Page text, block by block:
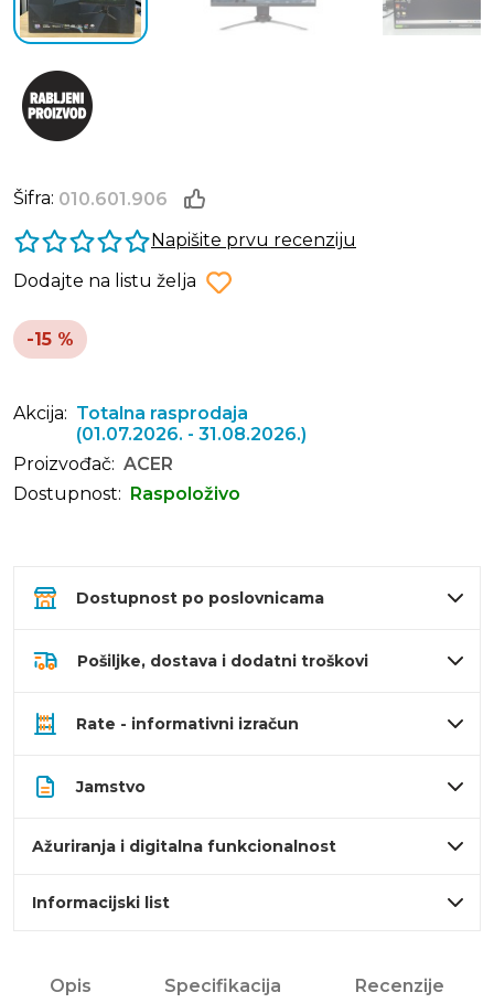
Šifra: 010.601.906
Napišite prvu recenziju
Dodajte na listu želja
-15 %
Akcija: Totalna rasprodaja
(01.07.2026. - 31.08.2026.)
Proizvođač: ACER
Dostupnost:
Raspoloživo
Dostupnost po poslovnicama
Pošiljke, dostava i dodatni troškovi
Rate - informativni izračun
Jamstvo
Ažuriranja i digitalna funkcionalnost
Informacijski list
Opis Specifikacija Recenzije